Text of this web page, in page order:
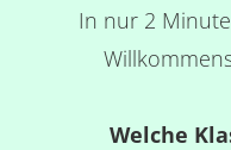
In nur 2
Welche